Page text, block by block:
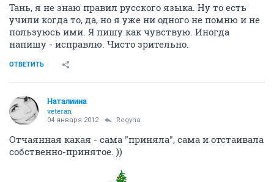
Тань, я не знаю правил русского языка. Ну то есть
учили когда то, да, но я уже ни одного не помню и не
пользуюсь ими. Я пишу как чувствую. Иногда
напишу - исправлю. Чисто зрительно.
ОТВЕТИТЬ
Наталиина
veteran
04 января 2012 Regyna
Отчаянная какая - сама "приняла", сама и отстаивала
собственно-принятое. ))